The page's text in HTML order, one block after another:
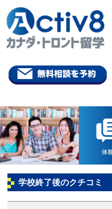
学校終了後のクチコミ